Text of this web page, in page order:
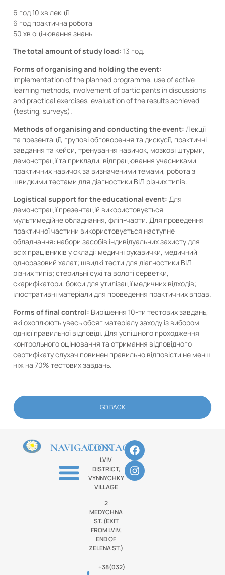
6 год 10 хв лекції
6 год практична робота
50 хв оцінювання знань
The total amount of study load: 13 год.
Forms of organising and holding the event:
Implementation of the planned programme, use of active
learning methods, involvement of participants in discussions
and practical exercises, evaluation of the results achieved
(testing, surveys).
Methods of organising and conducting the event: Лекції
та презентації, групові обговорення та дискусії, практичні
завдання та кейси, тренування навичок, мозкові штурми,
демонстрації та приклади, відпрацювання учасниками
практичних навичок за визначеними темами, робота з
швидкими тестами для діагностики ВІЛ різних типів.
Logistical support for the educational event: Для
демонстрації презентацій використовується
мультимедійне обладнання, фліп-чарти. Для проведення
практичної частини використовується наступне
обладнання: набори засобів індивідуальних захисту для
всіх працівників у складі: медичні рукавички, медичний
одноразовий халат; швидкі тести для діагностики ВІЛ
різних типів; стерильні сухі та вологі серветки,
скарифікатори, бокси для утилізації медичних відходів;
ілюстративні матеріали для проведення практичних вправ.
Forms of final control: Вирішення 10-ти тестових завдань,
які охоплюють увесь обсяг матеріалу заходу із вибором
однієї правильної відповіді. Для успішного проходження
контрольного оцінювання та отримання відповідного
сертифікату слухач повинен правильно відповісти не менш
ніж на 70% тестових завдань.
GO BACK
NAVIGATIONCONTACTS
LVIV
DISTRICT,
VYNNYCHKY
VILLAGE
2
MEDYCHNA
ST. (EXIT
FROM LVIV,
END OF
ZELENA ST.)
+38(032)